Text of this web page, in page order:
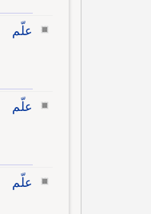
علّم
علّم
علّم